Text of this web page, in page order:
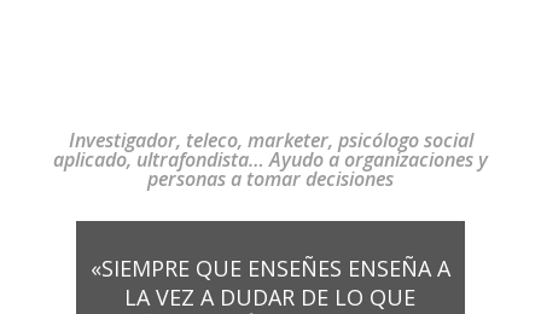
Investigador, teleco, marketer, psicólogo social
aplicado, ultrafondista… Ayudo a organizaciones y
personas a tomar decisiones
«SIEMPRE QUE ENSEÑES ENSEÑA A
LA VEZ A DUDAR DE LO QUE